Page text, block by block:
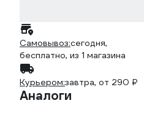
Самовывоз:сегодня,
бесплатно, из 1 магазина
Курьером:завтра, от 290 ₽
Аналоги